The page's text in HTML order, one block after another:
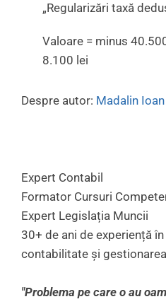
„Regularizări taxă
Valoare = minus
8.100 lei
Despre autor: Madalin Ioan
Expert Contabil
Formator Cursuri
Expert Legislația Muncii
30+ de ani de experiență
contabilitate și
"Problema pe care o au